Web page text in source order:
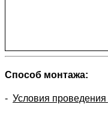
Способ монтажа:
- Условия проведения